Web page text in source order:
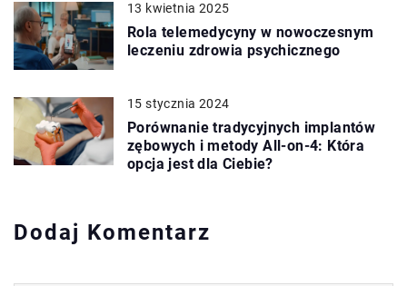
13 kwietnia 2025
Rola telemedycyny w nowoczesnym
leczeniu zdrowia psychicznego
15 stycznia 2024
Porównanie tradycyjnych implantów
zębowych i metody All-on-4: Która
opcja jest dla Ciebie?
Dodaj Komentarz